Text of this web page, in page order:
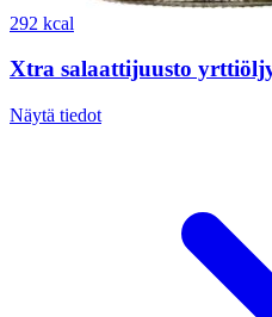
292 kcal
Xtra salaattijuusto
Näytä tiedot